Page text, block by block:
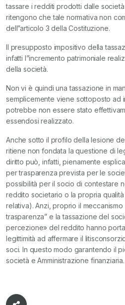
tassare i redditi prodotti dalle
ritengono che tale normativa non
dell”articolo 3 della Costituzione.
Il presupposto impositivo della
infatti l”incremento patrimoniale
della società.
Non vi è quindi una tassazione in
semplicemente viene sottoposto ad
potrebbe non essere stato
essendosi realizzato.
Anche sotto il profilo della lesione
ritiene non fondata la questione di
diritto può, infatti, pienamente
per trasparenza prevista per le
possibilità per il socio di contestare
reddito societario o la propria
relativa). Anzi, proprio il
trasparenza” e la tassazione del
percezione» del reddito hanno
legittimità ad affermare il
soci. In questo modo garantendo il
società e Amministrazione finanziaria.